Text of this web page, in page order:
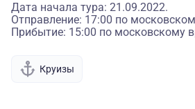
Дата начала тура: 21.09.2022.
Отправление: 17:00 по
Прибытие: 15:00 по московскому
Круизы